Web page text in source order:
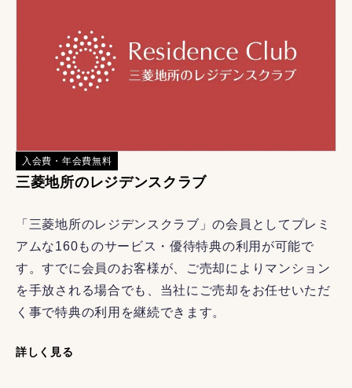
入会費・年会費無料
三菱地所のレジデンスクラブ
「三菱地所のレジデンスクラブ」の会員としてプレミ
アムな160ものサービス・優待特典の利用が可能で
す。すでに会員のお客様が、ご売却によりマンション
を手放される場合でも、当社にご売却をお任せいただ
く事で特典の利用を継続できます。
詳しく見る